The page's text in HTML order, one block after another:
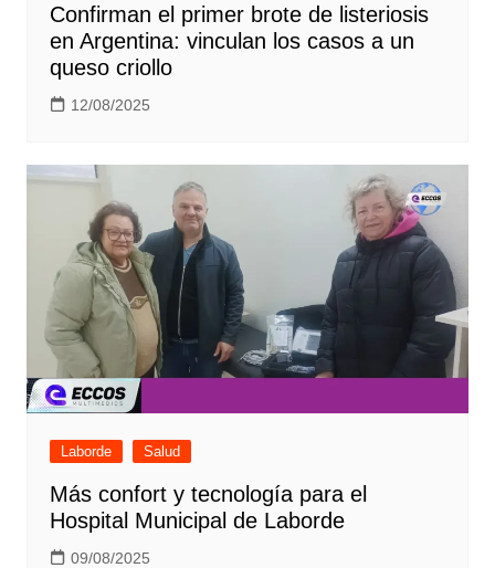
Confirman el primer brote de listeriosis
en Argentina: vinculan los casos a un
queso criollo
12/08/2025
Laborde Salud
Más confort y tecnología para el
Hospital Municipal de Laborde
09/08/2025